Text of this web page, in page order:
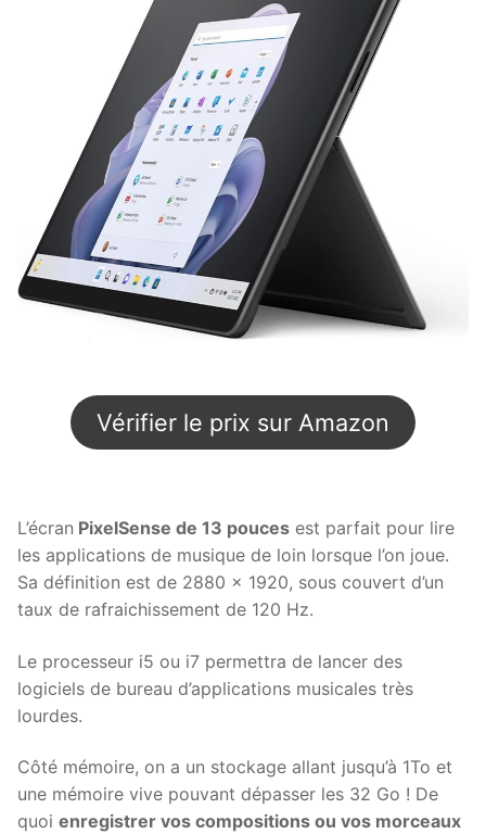
Vérifier le prix sur Amazon
L’écran PixelSense de 13 pouces est parfait pour lire
les applications de musique de loin lorsque l’on joue.
Sa définition est de 2880 x 1920, sous couvert d’un
taux de rafraichissement de 120 Hz.
Le processeur i5 ou i7 permettra de lancer des
logiciels de bureau d’applications musicales très
lourdes.
Côté mémoire, on a un stockage allant jusqu’à 1To et
une mémoire vive pouvant dépasser les 32 Go ! De
quoi enregistrer vos compositions ou vos morceaux